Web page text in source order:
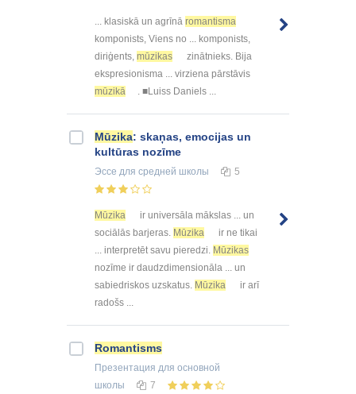
... klasiskā un agrīnā romantisma
komponists, Viens no ... komponists,
diriģents, mūzikas
zinātnieks. Bija
ekspresionisma ... virziena pārstāvis
mūzikā
. ■Luiss Daniels ...
Mūzika: skaņas, emocijas un
kultūras nozīme
Эссе для средней школы 5
Mūzika
ir universāla mākslas ... un
sociālās barjeras. Mūzika
ir ne tikai
... interpretēt savu pieredzi. Mūzikas
nozīme ir daudzdimensionāla ... un
sabiedriskos uzskatus. Mūzika
ir arī
radošs ...
Romantisms
Презентация для основной
школы
7